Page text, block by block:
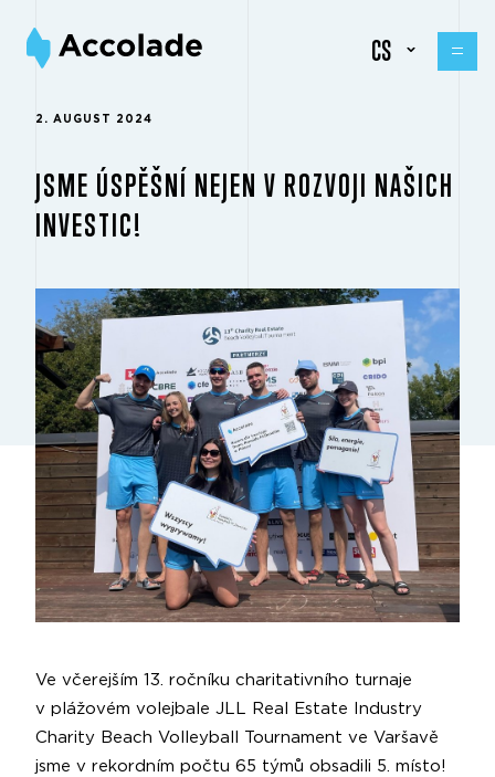
CS
2. AUGUST 2024
JSME ÚSPĚŠNÍ NEJEN V ROZVOJI NAŠICH
INVESTIC!
Ve včerejším 13. ročníku charitativního turnaje
v plážovém volejbale JLL Real Estate Industry
Charity Beach Volleyball Tournament ve Varšavě
jsme v rekordním počtu 65 týmů obsadili 5. místo!